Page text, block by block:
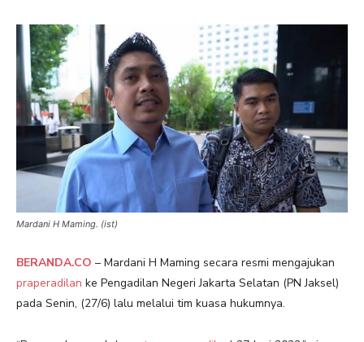
Mardani H Maming. (ist)
BERANDA.CO – Mardani H Maming secara resmi mengajukan
praperadilan ke Pengadilan Negeri Jakarta Selatan (PN Jaksel)
pada Senin, (27/6) lalu melalui tim kuasa hukumnya.